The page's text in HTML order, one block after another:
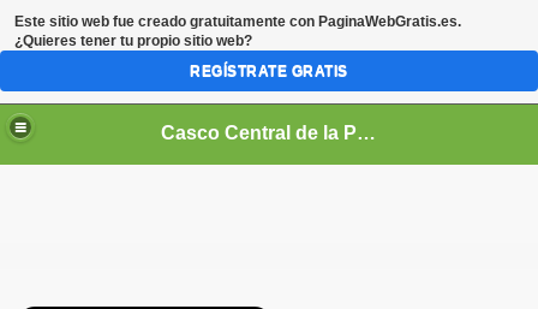
Casco Central de la Parroquia Santa Rosalía
Este sitio web fue creado gratuitamente con PaginaWebGratis.es.
¿Quieres tener tu propio sitio web?
REGÍSTRATE GRATIS